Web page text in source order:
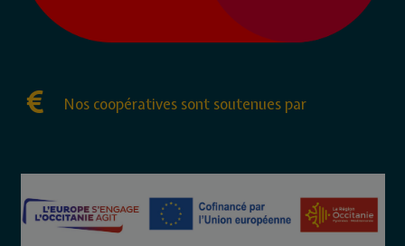
Nos coopératives sont soutenues par